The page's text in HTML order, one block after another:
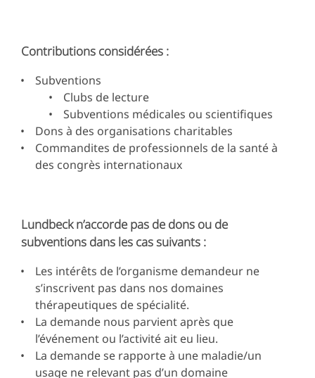
Contributions considérées :
Subventions
Clubs de lecture
Subventions médicales ou scientifiques
Dons à des organisations charitables
Commandites de professionnels de la santé à
des congrès internationaux
Lundbeck n’accorde pas de dons ou de
subventions dans les cas suivants :
Les intérêts de l’organisme demandeur ne
s’inscrivent pas dans nos domaines
thérapeutiques de spécialité.
La demande nous parvient après que
l’événement ou l’activité ait eu lieu.
La demande se rapporte à une maladie/un
usage ne relevant pas d’un domaine